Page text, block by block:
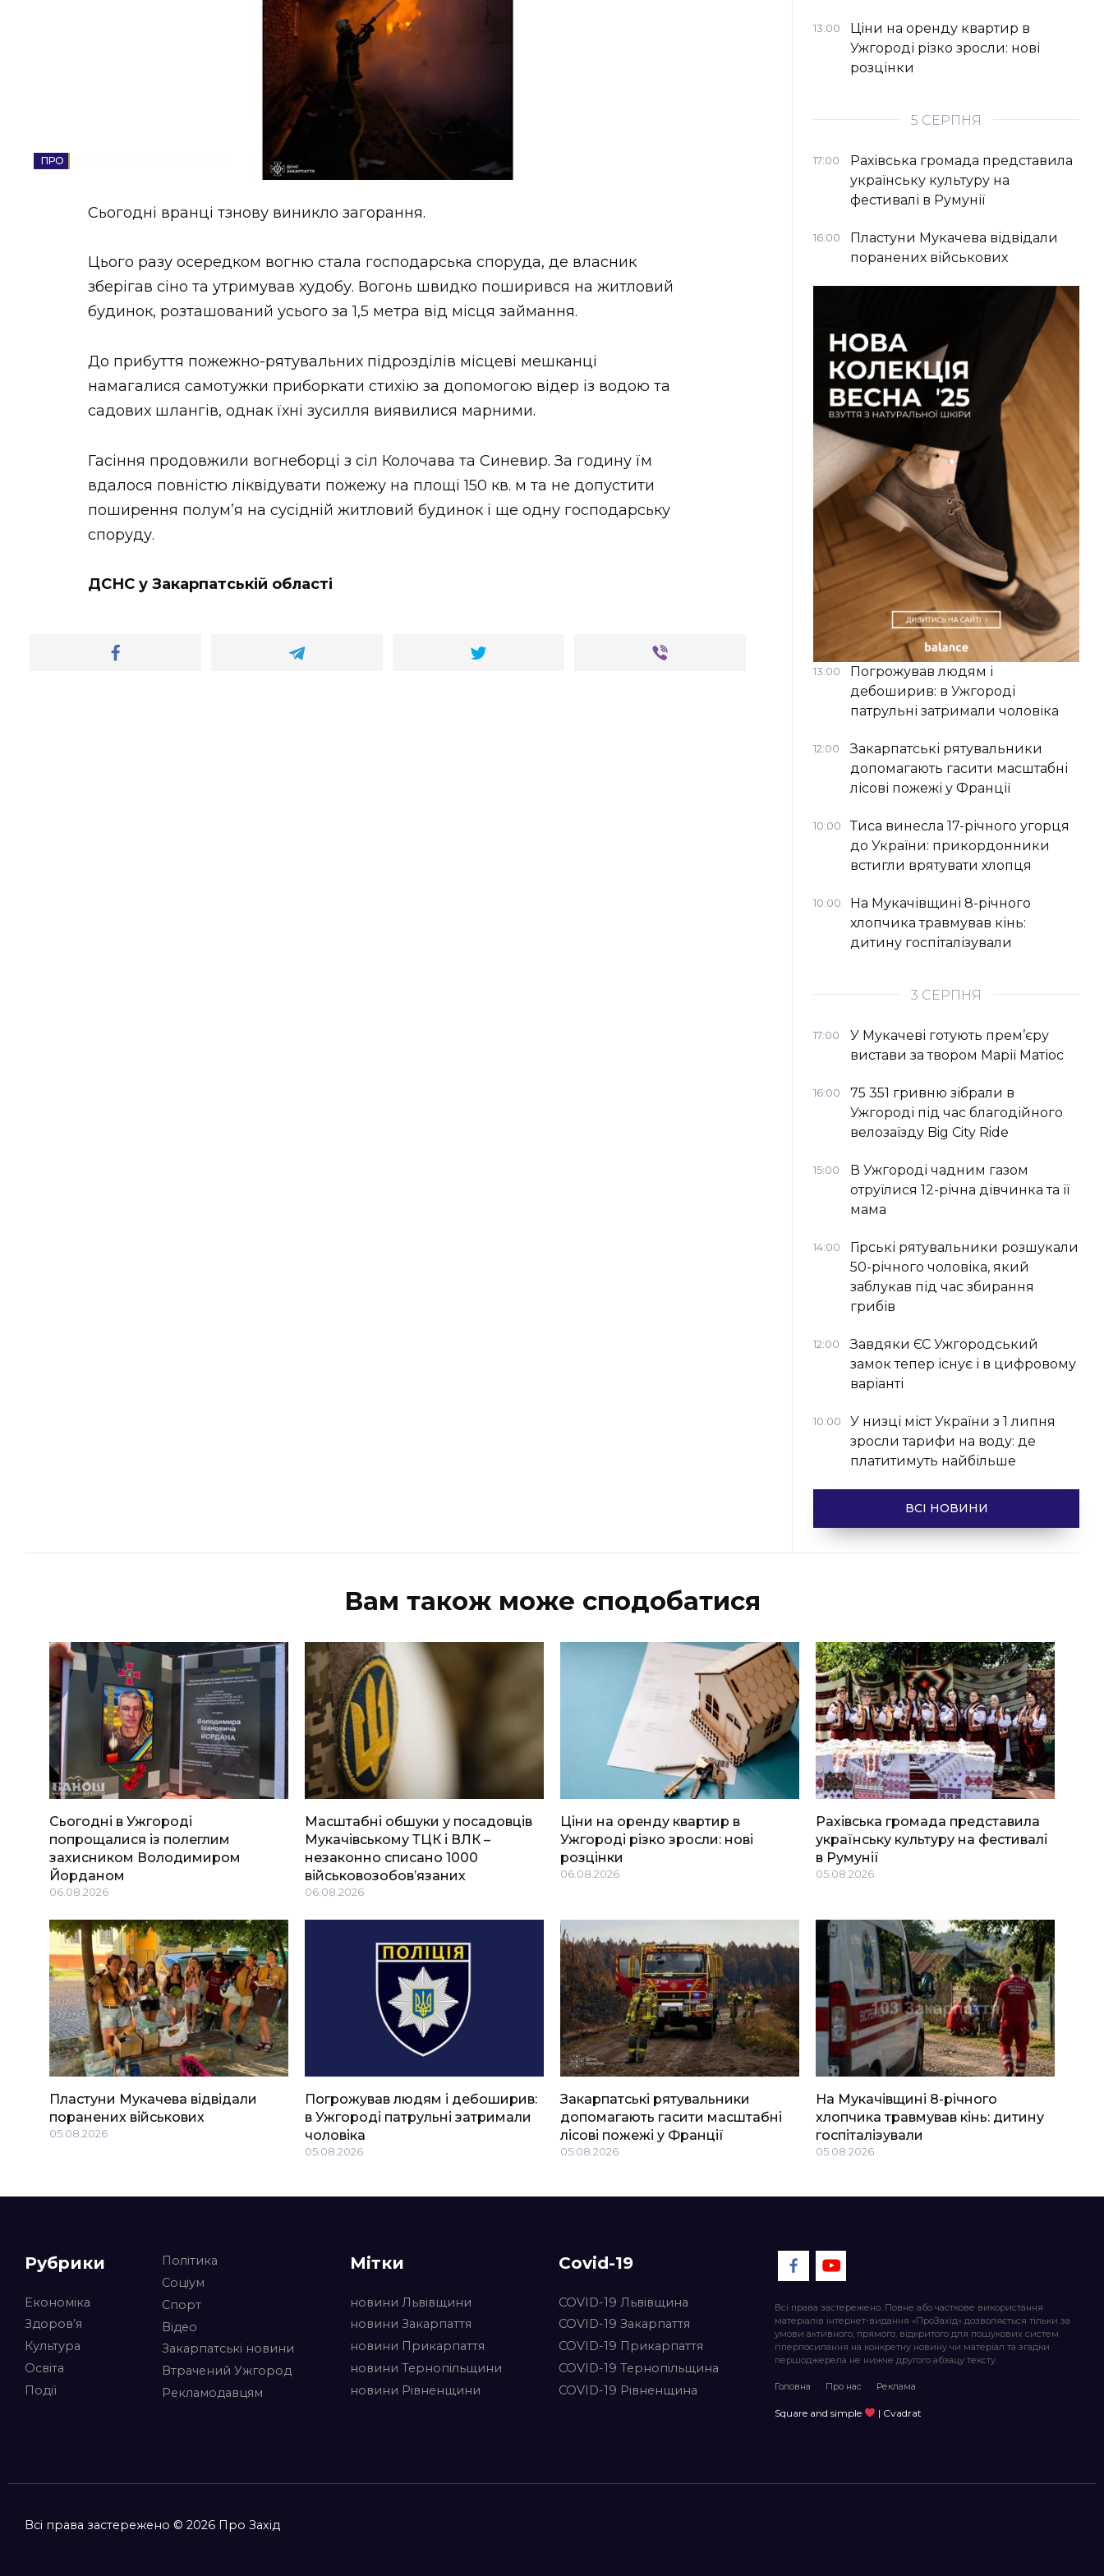
НОВИНИ ЗАХІДНОЇ УКРАЇНИ
Сьогодні вранці тзнову виникло загорання.
Цього разу осередком вогню стала господарська споруда, де власник
зберігав сіно та утримував худобу. Вогонь швидко поширився на житловий
будинок, розташований усього за 1,5 метра від місця займання.
До прибуття пожежно-рятувальних підрозділів місцеві мешканці
намагалися самотужки приборкати стихію за допомогою відер із водою та
садових шлангів, однак їхні зусилля виявилися марними.
Гасіння продовжили вогнеборці з сіл Колочава та Синевир. За годину їм
вдалося повністю ліквідувати пожежу на площі 150 кв. м та не допустити
поширення полум’я на сусідній житловий будинок і ще одну господарську
споруду.
ДСНС у Закарпатській області
13:00
Ціни на оренду квартир в
Ужгороді різко зросли: нові
розцінки
5 СЕРПНЯ
17:00
Рахівська громада представила
українську культуру на
фестивалі в Румунії
16:00
Пластуни Мукачева відвідали
поранених військових
13:00
Погрожував людям і
дебоширив: в Ужгороді
патрульні затримали чоловіка
12:00
Закарпатські рятувальники
допомагають гасити масштабні
лісові пожежі у Франції
10:00
Тиса винесла 17-річного угорця
до України: прикордонники
встигли врятувати хлопця
10:00
На Мукачівщині 8-річного
хлопчика травмував кінь:
дитину госпіталізували
3 СЕРПНЯ
17:00
У Мукачеві готують прем’єру
вистави за твором Марії Матіос
16:00
75 351 гривню зібрали в
Ужгороді під час благодійного
велозаїзду Big Сity Ride
15:00
В Ужгороді чадним газом
отруїлися 12-річна дівчинка та її
мама
14:00
Гірські рятувальники розшукали
50-річного чоловіка, який
заблукав під час збирання
грибів
12:00
Завдяки ЄС Ужгородський
замок тепер існує і в цифровому
варіанті
10:00
У низці міст України з 1 липня
зросли тарифи на воду: де
платитимуть найбільше
ВСІ НОВИНИ
Вам також може сподобатися
Сьогодні в Ужгороді
попрощалися із полеглим
захисником Володимиром
Йорданом
06.08.2026
Масштабні обшуки у посадовців
Мукачівському ТЦК і ВЛК –
незаконно списано 1000
військовозобов’язаних
06.08.2026
Ціни на оренду квартир в
Ужгороді різко зросли: нові
розцінки
06.08.2026
Рахівська громада представила
українську культуру на фестивалі
в Румунії
05.08.2026
Пластуни Мукачева відвідали
поранених військових
05.08.2026
Погрожував людям і дебоширив:
в Ужгороді патрульні затримали
чоловіка
05.08.2026
Закарпатські рятувальники
допомагають гасити масштабні
лісові пожежі у Франції
05.08.2026
На Мукачівщині 8-річного
хлопчика травмував кінь: дитину
госпіталізували
05.08.2026
Рубрики
Економіка
Здоров’я
Культура
Освіта
Події
Політика
Соціум
Спорт
Відео
Закарпатські новини
Втрачений Ужгород
Рекламодавцям
Мітки
новини Львівщини
новини Закарпаття
новини Прикарпаття
новини Тернопільщини
новини Рівненщини
Covid-19
COVID-19 Львівщина
COVID-19 Закарпаття
COVID-19 Прикарпаття
COVID-19 Тернопільщина
COVID-19 Рівненщина
Всі права застережено. Повне або часткове використання
матеріалів інтернет-видання «ПроЗахід» дозволяється тільки за
умови активного, прямого, відкритого для пошукових систем
гіперпосилання на конкретну новину чи матеріал та згадки
першоджерела не нижче другого абзацу тексту.
Головна Про нас Реклама
Square and simple | Cvadrat
Всі права застережено © 2026 Про Захід